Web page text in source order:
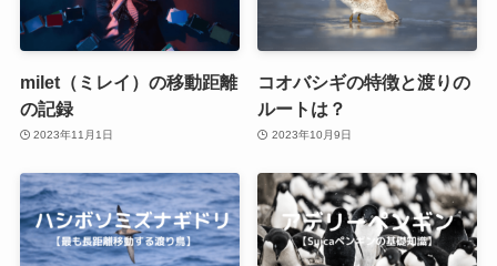
milet（ミレイ）の移動距離
の記録
2023年11月1日
コオバシギの特徴と渡りの
ルートは？
2023年10月9日